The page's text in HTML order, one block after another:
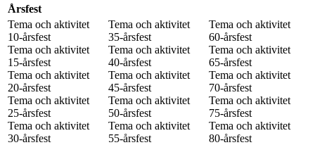
Årsfest
Tema och aktivitet
10-årsfest
Tema och aktivitet
15-årsfest
Tema och aktivitet
20-årsfest
Tema och aktivitet
25-årsfest
Tema och aktivitet
30-årsfest
Tema och aktivitet
35-årsfest
Tema och aktivitet
40-årsfest
Tema och aktivitet
45-årsfest
Tema och aktivitet
50-årsfest
Tema och aktivitet
55-årsfest
Tema och aktivitet
60-årsfest
Tema och aktivitet
65-årsfest
Tema och aktivitet
70-årsfest
Tema och aktivitet
75-årsfest
Tema och aktivitet
80-årsfest